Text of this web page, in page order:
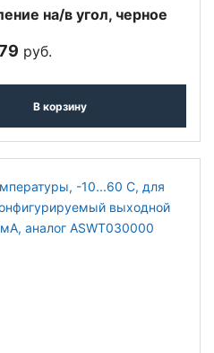
на/в угол, черное
руб.
В корзину